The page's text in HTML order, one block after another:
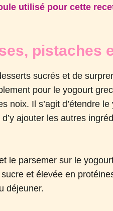
utilisé pour cette
pistaches
sucrés et de
pour le yogourt
noix. Il s’agit d’étendre
ajouter les autres
le parsemer sur le
et élevée en
déjeuner.